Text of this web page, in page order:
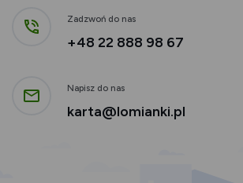
Zadzwoń do nas
+48 22 888 98 67
Napisz do nas
karta@lomianki.pl